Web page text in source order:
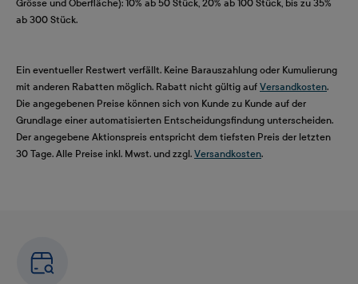
Grösse und Oberfläche): 10% ab 50 Stück, 20% ab 100 Stück, bis zu 35%
ab 300 Stück.
Ein eventueller Restwert verfällt. Keine Barauszahlung oder Kumulierung
mit anderen Rabatten möglich. Rabatt nicht gültig auf Versandkosten.
Die angegebenen Preise können sich von Kunde zu Kunde auf der
Grundlage einer automatisierten Entscheidungsfindung unterscheiden.
Der angegebene Aktionspreis entspricht dem tiefsten Preis der letzten
30 Tage. Alle Preise inkl. Mwst. und zzgl. Versandkosten.